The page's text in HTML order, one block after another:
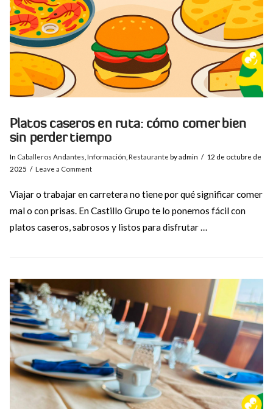
VIEW POST
Platos caseros en ruta: cómo comer bien
sin perder tiempo
In Caballeros Andantes Información Restaurante by admin
12 de octubre de
2025
Leave a Comment
Viajar o trabajar en carretera no tiene por qué significar comer
mal o con prisas. En Castillo Grupo te lo ponemos fácil con
platos caseros, sabrosos y listos para disfrutar …